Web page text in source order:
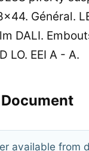
Général.
DALI.
LO. EEI A - A.
Document
available from